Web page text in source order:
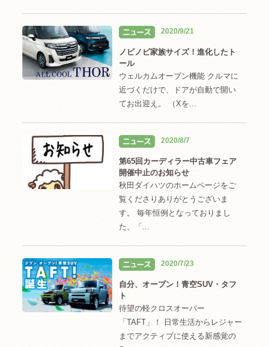
2020/9/21
ノビノビ家族サイズ！進化したト
ール
ウェルカムオープン機能 クルマに
近づくだけで、ドアが自動で開い
てお出迎え。 （Xを...
2020/8/7
第65回カーディラー中古車フェア
開催中止のお知らせ
秋田ダイハツのホームページをご
覧くださりありがとうございま
す。 毎年恒例となっておりまし
た、「...
2020/7/23
自分、オープン！青空SUV・タフ
ト
待望の軽クロスオーバー
「TAFT」！ 日常生活からレジャー
までアクティブに使える新感覚の